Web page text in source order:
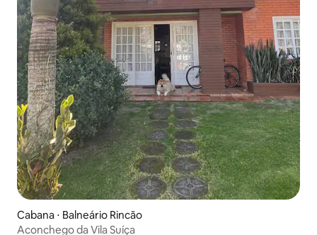
Cabana ⋅ Balneário Rincão
Aconchego da Vila Suíça